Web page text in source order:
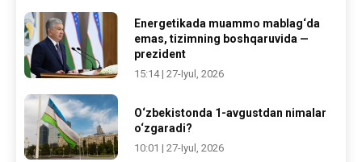
Energetikada muammo mablag‘da
emas, tizimning boshqaruvida —
prezident
15:14 | 27-Iyul, 2026
O‘zbekistonda 1-avgustdan nimalar
o‘zgaradi?
10:01 | 27-Iyul, 2026